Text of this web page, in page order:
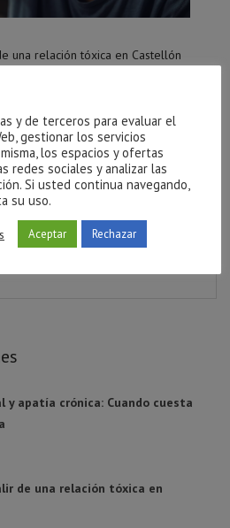
una relación tóxica en Castellón
y apatía crónica: Cuando cuesta
de una relación tóxica en
y de terceros para evaluar el
gestionar los servicios
los espacios y ofertas
redes sociales y analizar las
Si usted continua navegando,
su uso.
Aceptar Rechazar